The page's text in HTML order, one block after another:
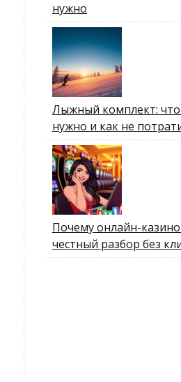
нужно
Лыжный комплект:
нужно и как не
Почему онлайн-
честный разбор без